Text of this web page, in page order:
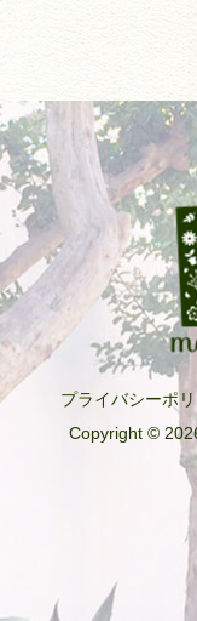
プライバシーポ
Copyright ©